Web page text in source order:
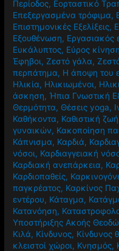
Περίοδος, Εορταστικό
Επεξεργασμένα τρόφιμα,
Επιστημονικές Εξελίξεις,
Εξουθένωση, Εργασιακός
Ευκάλυπτος, Εύρος
Έφηβοι,Ζεστό γάλα,
περπάτημα, Η άποψη του
Ηλικία, Ηλικιωμένοι,
άσκηση, Ήπια Γνωστική
Θερμότητα, Θέσεις yoga,
Καθήκοντα, Καθιστική ζωή
γυναικών, Κακοποίηση
Κάπνισμα, Καρδιά,
νόσοι, Καρδιαγγειακή
Καρδιακή ανεπάρκεια,
Καρδιοπαθείς,
παγκρέατος, Καρκίνος
εντέρου, Κάταγμα,
Κατανόηση,
Υποστήριξης Ακοής
Κιλά, Κίνδυνος, Κίνδυνος
κλειστοί χώροι, Κνησμός,